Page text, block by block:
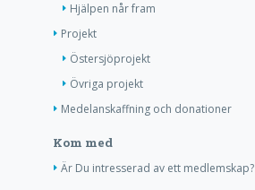
Hjälpen når fram
Projekt
Östersjöprojekt
Övriga projekt
Medelanskaffning och donationer
Kom med
Är Du intresserad av ett medlemskap?